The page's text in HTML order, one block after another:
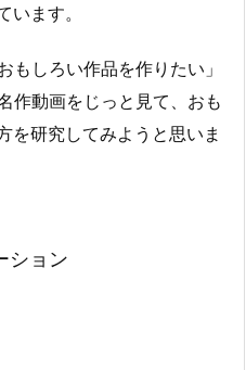
ます。
しろい作品を作りたい」
作動画をじっと見て、おも
を研究してみようと思いま
ション